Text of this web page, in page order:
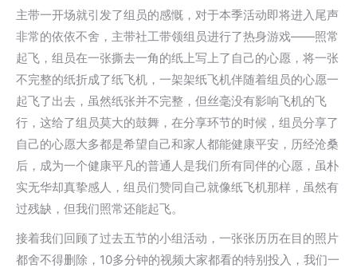
主带一开场就引发了组员的感慨，对于本季活动即将进入尾声
非常的依依不舍，主带社工带领组员进行了热身游戏——照常
起飞，组员在一张撕去一角的纸上写上了自己的心愿，将一张
不完整的纸折成了纸飞机，一架架纸飞机伴随着组员的心愿一
起飞了出去，虽然纸张并不完整，但丝毫没有影响飞机的飞
行，这给了组员莫大的鼓舞，在分享环节的时候，组员分享了
自己的心愿大多都是希望自己和家人都能健康平安，历经沧桑
后，成为一个健康平凡的普通人是我们所有同伴的心愿，虽朴
实无华却真挚感人，组员们赞同自己就像纸飞机那样，虽然有
过残缺，但我们照常还能起飞。
接着我们回顾了过去五节的小组活动，一张张历历在目的照片
都舍不得删除，10多分钟的视频大家都看的特别投入，我们一